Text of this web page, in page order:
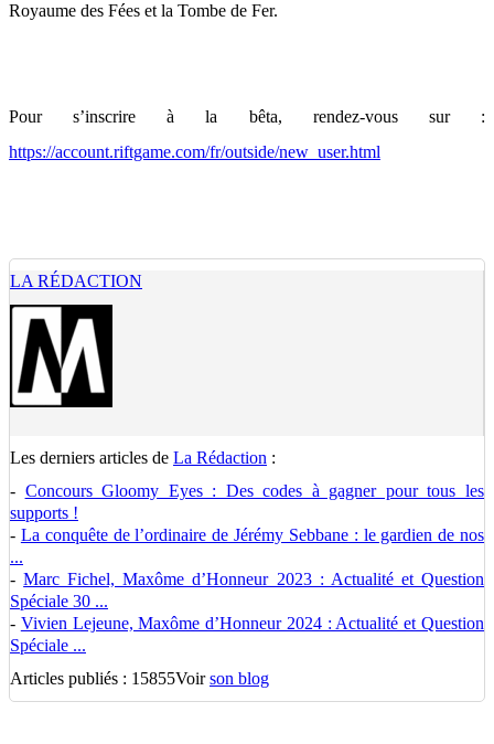
Royaume des Fées et la Tombe de Fer.
Pour s’inscrire à la bêta, rendez-vous sur :
https://account.riftgame.com/fr/outside/new_user.html
LA RÉDACTION
Les derniers articles de La Rédaction :
- Concours Gloomy Eyes : Des codes à gagner pour tous les
supports !
- La conquête de l’ordinaire de Jérémy Sebbane : le gardien de nos
...
-Marc Fichel, Maxôme d’Honneur 2023 : Actualité et Question
Spéciale 30 ...
- Vivien Lejeune, Maxôme d’Honneur 2024 : Actualité et Question
Spéciale ...
Articles publiés : 15855Voirson blog